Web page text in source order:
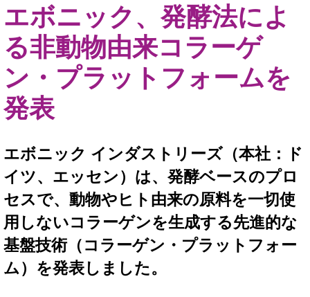
エボニック、発酵法によ
る非動物由来コラーゲ
ン・プラットフォームを
発表
エボニック インダストリーズ（本社：ド
イツ、エッセン）は、発酵ベースのプロ
セスで、動物やヒト由来の原料を一切使
用しないコラーゲンを生成する先進的な
基盤技術（コラーゲン・プラットフォー
ム）を発表しました。